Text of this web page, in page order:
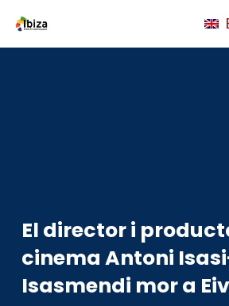
El director i
cinema Antoni
Isasmendi mor a